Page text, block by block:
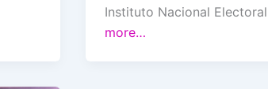
Instituto Nacional
more…